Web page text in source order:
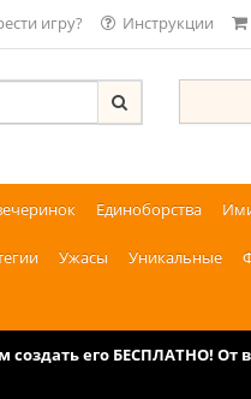
игру? Инструкции
Единоборства
Ужасы Уникальные
его БЕСПЛАТНО! От